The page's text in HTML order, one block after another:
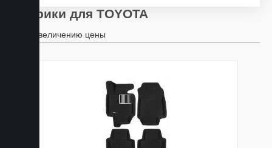
Коврики для TOYOTA
По увеличению цены